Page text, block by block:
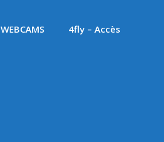
WEBCAMS 4fly – Accès